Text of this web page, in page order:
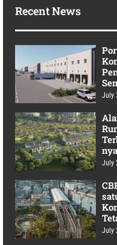
Recent News
July
nya
July
July